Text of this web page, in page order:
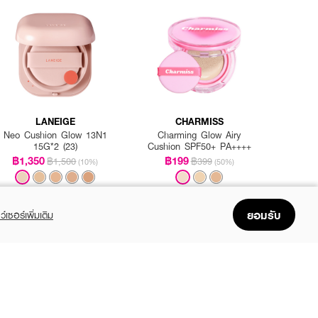
LANEIGE
Neo Cushion Glow 13N1
15G*2 (23)
฿1,350฿1,500 (10%)
CHARMISS
Charming Glow Airy
Cushion SPF50+ PA++++
฿199฿399 (50%)
เซอร์เพิ่มเติม ยอมรับ